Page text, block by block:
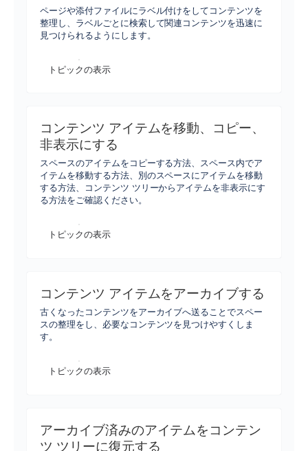
ページや添付ファイルにラベル付けをしてコンテンツを
整理し、ラベルごとに検索して関連コンテンツを迅速に
見つけられるようにします。
トピックの表示
コンテンツ アイテムを移動、コピー、
非表示にする
スペースのアイテムをコピーする方法、スペース内でア
イテムを移動する方法、別のスペースにアイテムを移動
する方法、コンテンツ ツリーからアイテムを非表示にす
る方法をご確認ください。
トピックの表示
コンテンツ アイテムをアーカイブする
古くなったコンテンツをアーカイブへ送ることでスペー
スの整理をし、必要なコンテンツを見つけやすくしま
す。
トピックの表示
アーカイブ済みのアイテムをコンテン
ツ ツリーに復元する